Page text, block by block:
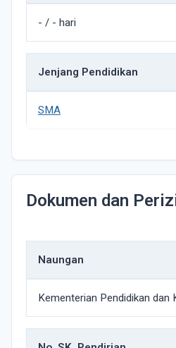
- / - hari
Jenjang Pendidikan
SMA
Dokumen dan
Naungan
Kementerian Pendidikan dan